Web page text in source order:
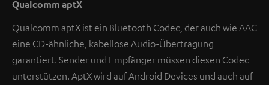
Qualcomm aptX
Qualcomm aptX ist ein Bluetooth Codec, der auch wie AAC
eine CD-ähnliche, kabellose Audio-Übertragung
garantiert. Sender und Empfänger müssen diesen Codec
unterstützen. AptX wird auf Android Devices und auch auf